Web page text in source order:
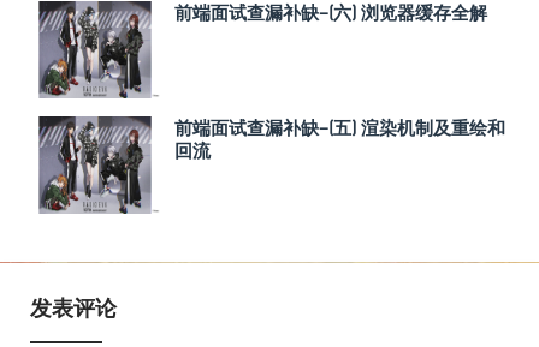
前端面试查漏补缺–(六) 浏览器缓存全解
前端面试查漏补缺–(五) 渲染机制及重绘和
回流
发表评论